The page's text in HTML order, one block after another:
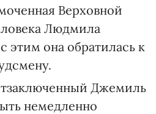
Верховной
Людмила
этим она обратилась к
Джемиль
немедленно